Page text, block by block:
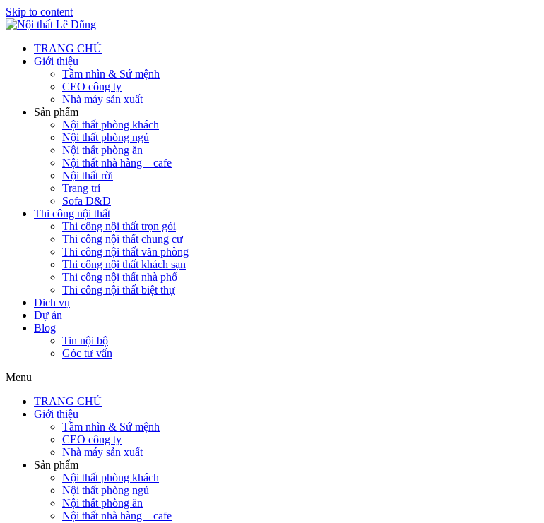
Skip to content
TRANG CHỦ
Giới thiệu
Tầm nhìn & Sứ mệnh
CEO công ty
Nhà máy sản xuất
Sản phẩm
Nội thất phòng khách
Nội thất phòng ngủ
Nội thất phòng ăn
Nội thất nhà hàng – cafe
Nội thất rời
Trang trí
Sofa D&D
Thi công nội thất
Thi công nội thất trọn gói
Thi công nội thất chung cư
Thi công nội thất văn phòng
Thi công nội thất khách sạn
Thi công nội thất nhà phố
Thi công nội thất biệt thự
Dich vụ
Dự án
Blog
Tin nội bộ
Góc tư vấn
Menu
TRANG CHỦ
Giới thiệu
Tầm nhìn & Sứ mệnh
CEO công ty
Nhà máy sản xuất
Sản phẩm
Nội thất phòng khách
Nội thất phòng ngủ
Nội thất phòng ăn
Nội thất nhà hàng – cafe